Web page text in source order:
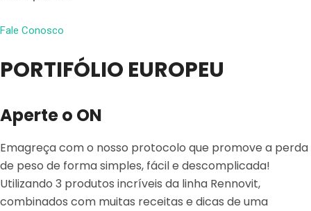
Fale Conosco
PORTIFÓLIO EUROPEU
Aperte o ON
Emagreça com o nosso protocolo que promove a perda
de peso de forma simples, fácil e descomplicada!
Utilizando 3 produtos incríveis da linha Rennovit,
combinados com muitas receitas e dicas de uma